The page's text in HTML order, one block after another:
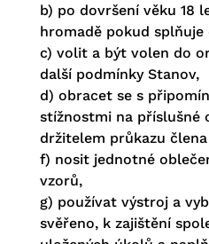
b) po dovršení věku 18
hromadě pokud
c) volit a být volen do
další podmínky Stanov,
d) obracet se s
stížnostmi na příslušné
držitelem průkazu člena
f) nosit jednotné
vzorů,
g) používat výstroj a
svěřeno, k zajištění